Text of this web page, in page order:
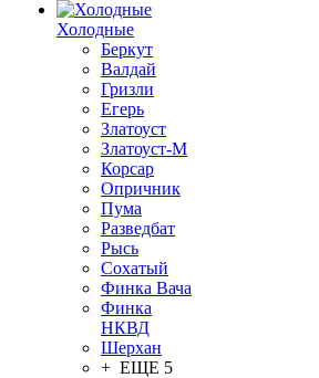
Холодные
Беркут
Валдай
Гризли
Егерь
Златоуст
Златоуст-М
Корсар
Опричник
Пума
Разведбат
Рысь
Сохатый
Финка Вача
Финка
НКВД
Шерхан
+ ЕЩЕ 5